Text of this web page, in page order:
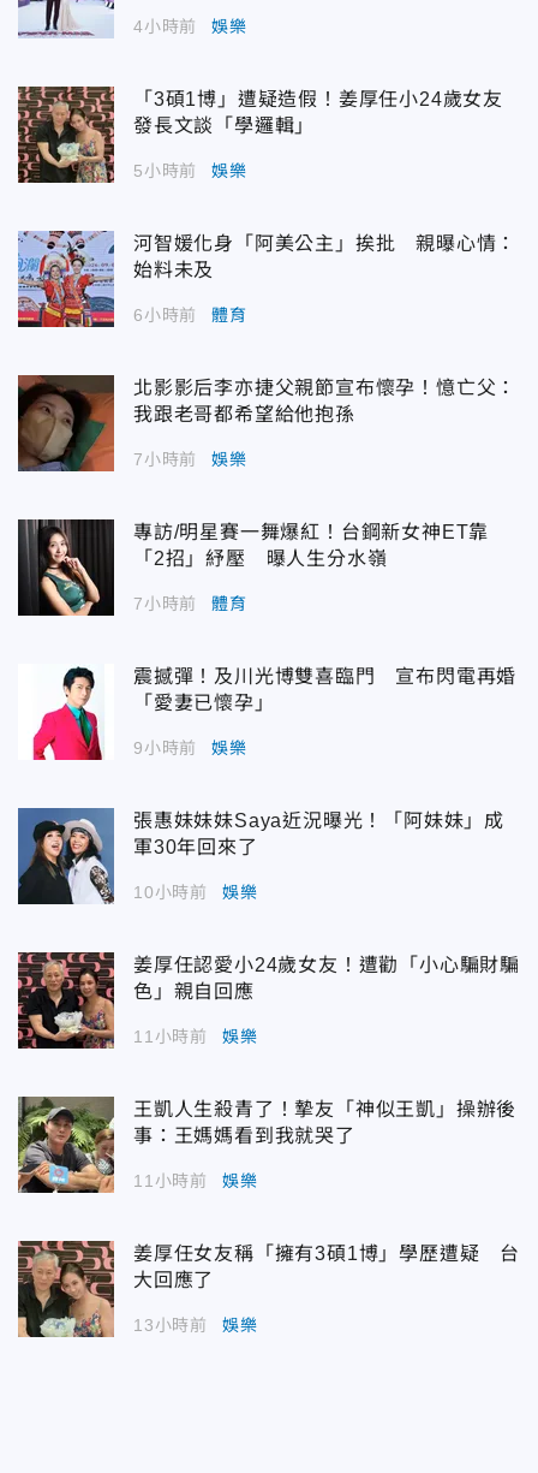
4小時前 娛樂
「3碩1博」遭疑造假！姜厚任小24歲女友
發長文談「學邏輯」
5小時前 娛樂
河智媛化身「阿美公主」挨批 親曝心情：
始料未及
6小時前 體育
北影影后李亦捷父親節宣布懷孕！憶亡父：
我跟老哥都希望給他抱孫
7小時前 娛樂
專訪/明星賽一舞爆紅！台鋼新女神ET靠
「2招」紓壓 曝人生分水嶺
7小時前 體育
震撼彈！及川光博雙喜臨門 宣布閃電再婚
「愛妻已懷孕」
9小時前 娛樂
張惠妹妹妹Saya近況曝光！「阿妹妹」成
軍30年回來了
10小時前 娛樂
姜厚任認愛小24歲女友！遭勸「小心騙財騙
色」親自回應
11小時前 娛樂
王凱人生殺青了！摯友「神似王凱」操辦後
事：王媽媽看到我就哭了
11小時前 娛樂
姜厚任女友稱「擁有3碩1博」學歷遭疑 台
大回應了
13小時前 娛樂